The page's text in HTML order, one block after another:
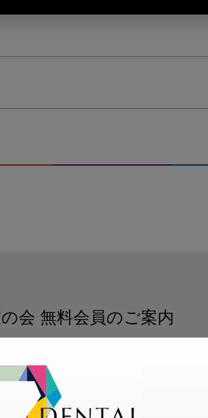
会 無料会員のご案内
イフデザインをもっと便利にご利用い